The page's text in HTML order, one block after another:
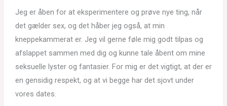
Jeg er åben for at eksperimentere og prøve nye ting, når
det gælder sex, og det håber jeg også, at min
kneppekammerat er. Jeg vil gerne føle mig godt tilpas og
afslappet sammen med dig og kunne tale åbent om mine
seksuelle lyster og fantasier. For mig er det vigtigt, at der er
en gensidig respekt, og at vi begge har det sjovt under
vores dates.